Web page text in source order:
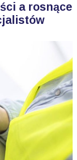
a rosnące